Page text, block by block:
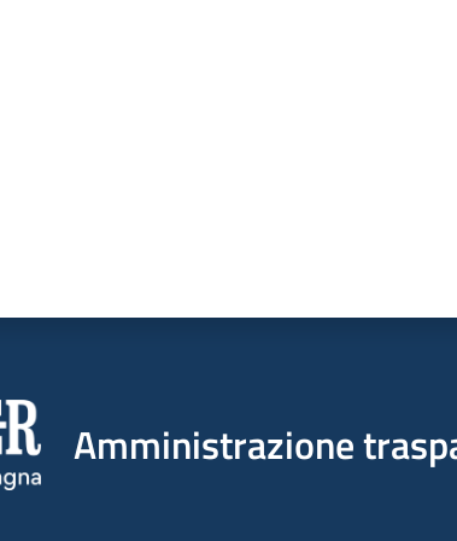
Amministrazione